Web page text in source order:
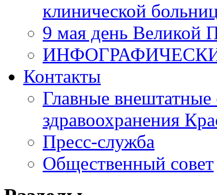
клинической
9 мая день Великой
Контакты
Главные внештатные
здравоохранения
Пресс-служба
Общественный совет